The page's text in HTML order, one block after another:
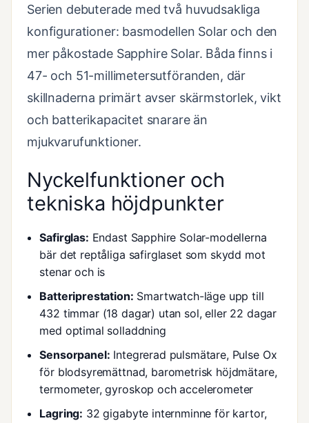
Serien debuterade med två huvudsakliga
konfigurationer: basmodellen Solar och den
mer påkostade Sapphire Solar. Båda finns i
47- och 51-millimetersutföranden, där
skillnaderna primärt avser skärmstorlek, vikt
och batterikapacitet snarare än
mjukvarufunktioner.
Nyckelfunktioner och
tekniska höjdpunkter
Safirglas: Endast Sapphire Solar-modellerna
bär det reptåliga safirglaset som skydd mot
stenar och is
Batteriprestation: Smartwatch-läge upp till
432 timmar (18 dagar) utan sol, eller 22 dagar
med optimal solladdning
Sensorpanel: Integrerad pulsmätare, Pulse Ox
för blodsyremättnad, barometrisk höjdmätare,
termometer, gyroskop och accelerometer
Lagring: 32 gigabyte internminne för kartor,